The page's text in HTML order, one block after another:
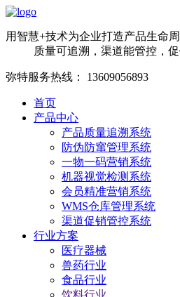
用智慧+技术为企业打造产品生命
质量可追溯，渠道能管控，
弥特服务热线： 13609056893
首页
产品中心
产品质量追溯系统
防伪防窜管理系统
一物一码营销系统
机器视觉检测系统
会员精准营销系统
WMS仓库管理系统
渠道促销管控系统
行业方案
医疗器械
兽药行业
食品行业
饮料行业